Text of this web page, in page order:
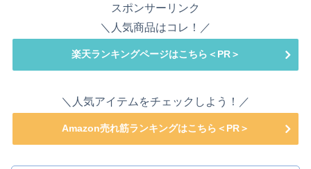
スポンサーリンク
＼人気商品はコレ！／
楽天ランキングページはこちら＜PR＞
＼人気アイテムをチェックしよう！／
Amazon売れ筋ランキングはこちら＜PR＞